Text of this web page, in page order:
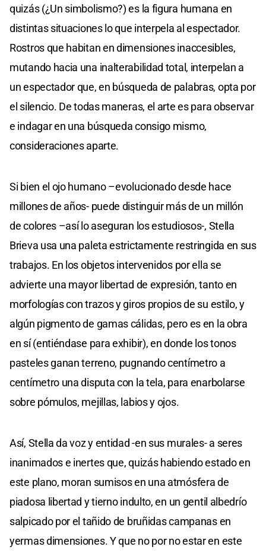
quizás (¿Un simbolismo?) es la figura humana en
distintas situaciones lo que interpela al espectador.
Rostros que habitan en dimensiones inaccesibles,
mutando hacia una inalterabilidad total, interpelan a
un espectador que, en búsqueda de palabras, opta por
el silencio. De todas maneras, el arte es para observar
e indagar en una búsqueda consigo mismo,
consideraciones aparte.
Si bien el ojo humano –evolucionado desde hace
millones de años- puede distinguir más de un millón
de colores –así lo aseguran los estudiosos-, Stella
Brieva usa una paleta estrictamente restringida en sus
trabajos. En los objetos intervenidos por ella se
advierte una mayor libertad de expresión, tanto en
morfologías con trazos y giros propios de su estilo, y
algún pigmento de gamas cálidas, pero es en la obra
en sí (entiéndase para exhibir), en donde los tonos
pasteles ganan terreno, pugnando centímetro a
centímetro una disputa con la tela, para enarbolarse
sobre pómulos, mejillas, labios y ojos.
Así, Stella da voz y entidad -en sus murales- a seres
inanimados e inertes que, quizás habiendo estado en
este plano, moran sumisos en una atmósfera de
piadosa libertad y tierno indulto, en un gentil albedrío
salpicado por el tañido de bruñidas campanas en
yermas dimensiones. Y que no por no estar en este